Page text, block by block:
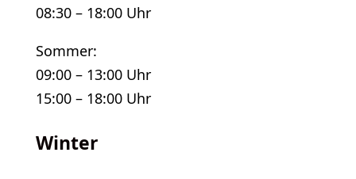
08:30 – 18:00 Uhr
Sommer:
09:00 – 13:00 Uhr
15:00 – 18:00 Uhr
Winter